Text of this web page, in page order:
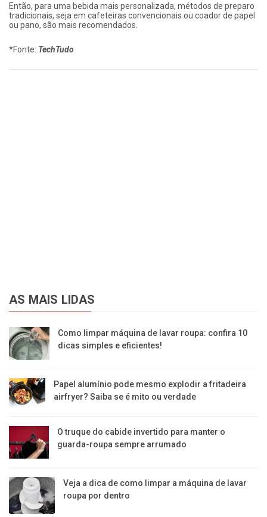
Então, para uma bebida mais personalizada, métodos de preparo
tradicionais, seja em cafeteiras convencionais ou coador de papel
ou pano, são mais recomendados.
*Fonte: TechTudo
AS MAIS LIDAS
Como limpar máquina de lavar roupa: confira 10
dicas simples e eficientes!
Papel alumínio pode mesmo explodir a fritadeira
airfryer? Saiba se é mito ou verdade
O truque do cabide invertido para manter o
guarda-roupa sempre arrumado
Veja a dica de como limpar a máquina de lavar
roupa por dentro